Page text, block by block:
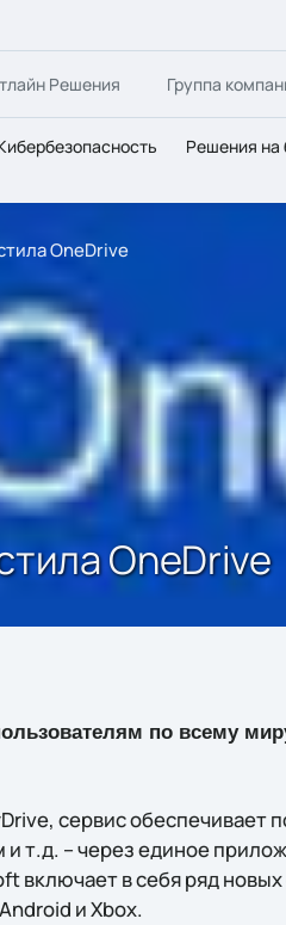
Решения Группа
Решения на
OneDrive
OneDrive
по всему
сервис
т.д. – через единое
включает в себя ряд
и Xbox.